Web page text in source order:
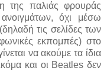
της παλιάς φρουράς
όχι μέσω
τις σελίδες των
εκπομπές) στο
να ακούμε τα ίδια
και οι Beatlesδεν